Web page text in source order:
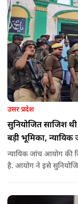
लिए हमने 407 करोड़ रुपये
इसके लिए समाजवादी
लगातार व्यवधान पैदा
उत्तर प्रदेश
सुनियोजित साजिश
बड़ी भूमिका, न्यायिक
न्यायिक जांच आयोग की
है. आयोग ने इसे